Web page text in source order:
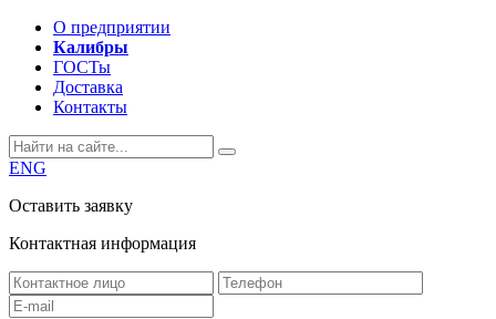
О предприятии
Калибры
ГОСТы
Доставка
Контакты
ENG
Оставить заявку
Контактная информация